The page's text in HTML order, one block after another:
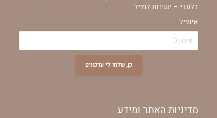
בלעדי – ישירות למייל
אימייל
כן, שלחו לי עדכונים
מדיניות האתר ומידע